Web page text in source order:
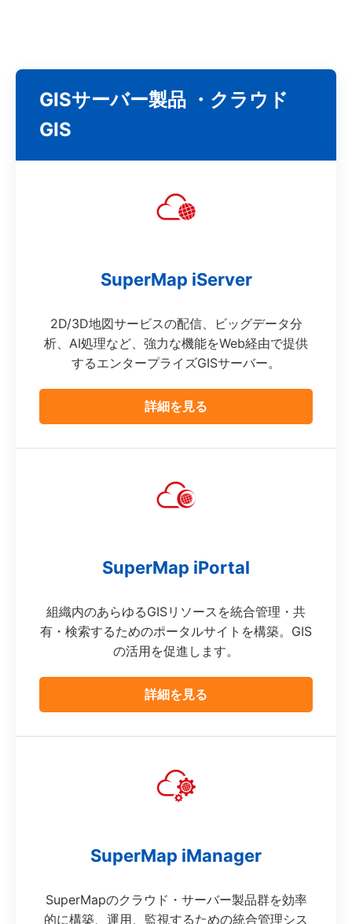
GISサーバー製品 ・クラウド
GIS
SuperMap iServer
2D/3D地図サービスの配信、ビッグデータ分
析、AI処理など、強力な機能をWeb経由で提供
するエンタープライズGISサーバー。
詳細を見る
SuperMap iPortal
組織内のあらゆるGISリソースを統合管理・共
有・検索するためのポータルサイトを構築。GIS
の活用を促進します。
詳細を見る
SuperMap iManager
SuperMapのクラウド・サーバー製品群を効率
的に構築、運用、監視するための統合管理シス